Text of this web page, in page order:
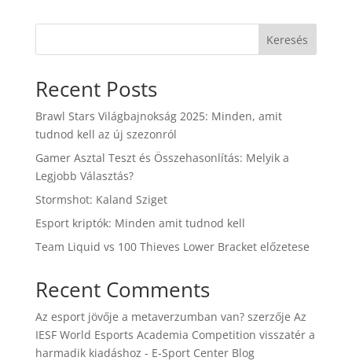
Keresés
Recent Posts
Brawl Stars Világbajnokság 2025: Minden, amit
tudnod kell az új szezonról
Gamer Asztal Teszt és Összehasonlítás: Melyik a
Legjobb Választás?
Stormshot: Kaland Sziget
Esport kriptók: Minden amit tudnod kell
Team Liquid vs 100 Thieves Lower Bracket előzetese
Recent Comments
Az esport jövője a metaverzumban van?szerzője Az
IESF World Esports Academia Competition visszatér a
harmadik kiadáshoz - E-Sport Center Blog